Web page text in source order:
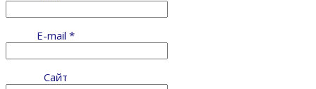
E-mail *
Сайт